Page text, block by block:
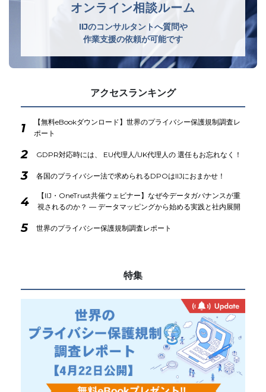
オンライン相談ルーム
IIJのコンサルタントへ質問や
作業支援の依頼が可能です
アクセスランキング
1
【無料eBookダウンロード】世界のプライバシー保護規制調査レ
ポート
2 GDPR対応時には、 EU代理人/UK代理人の 選任もお忘れなく！
3 各国のプライバシー法で求められるDPOはIIJにおまかせ！
4
【IIJ・OneTrust共催ウェビナー】なぜ今データガバナンスが重
視されるのか？ ― データマッピングから始める実践と社内展開
5 世界のプライバシー保護規制調査レポート
特集